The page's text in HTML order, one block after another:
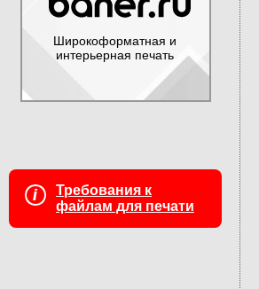
Широкоформатная и
интерьерная печать
Требования к
файлам для печати